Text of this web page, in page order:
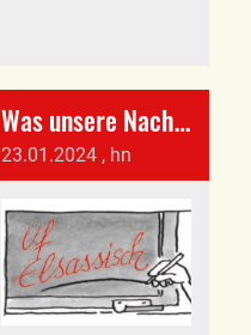
Was unsere Nachbarn aus dem Elsass schreiben
23.01.2024 , hn